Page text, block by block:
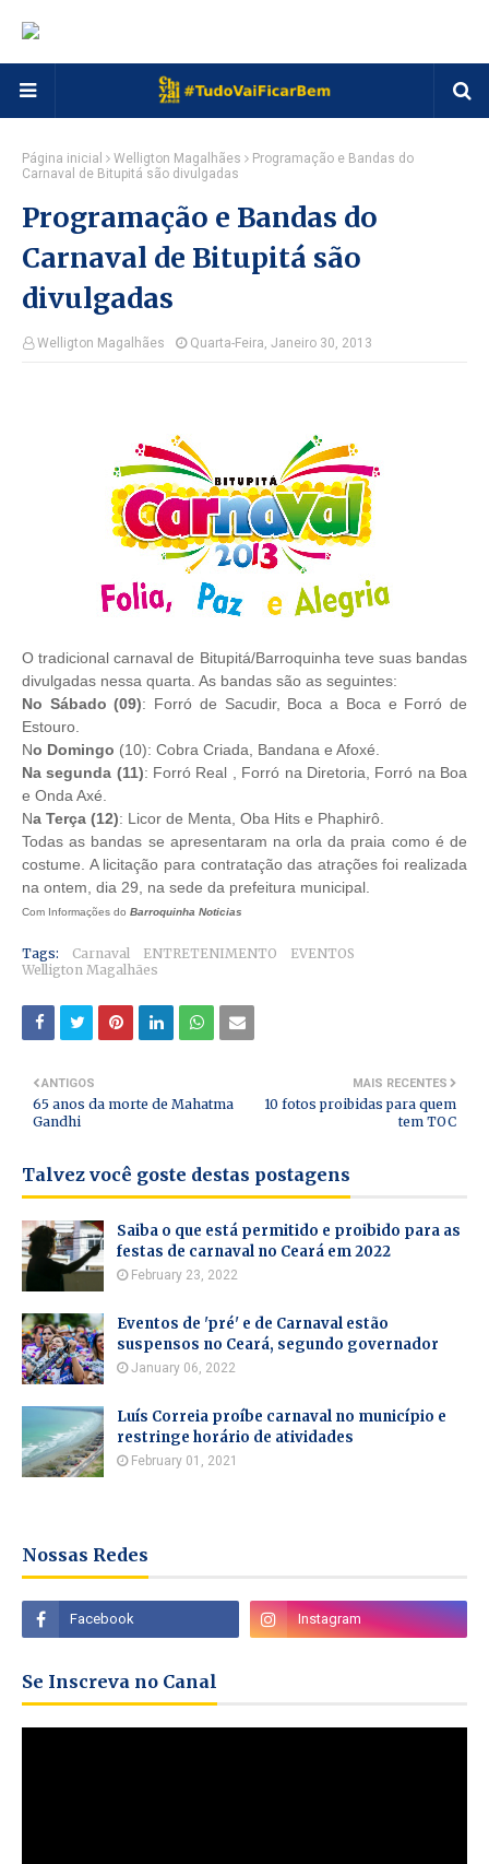
Página inicial Welligton Magalhães
Programação e Bandas do
Carnaval de Bitupitá são divulgadas
Programação e Bandas do
Carnaval de Bitupitá são
divulgadas
Welligton Magalhães Quarta-Feira, Janeiro 30, 2013
O tradicional carnaval de Bitupitá/Barroquinha teve suas bandas
divulgadas nessa quarta. As bandas são as seguintes:
No Sábado (09): Forró de Sacudir, Boca a Boca e Forró de
Estouro.
No Domingo (10): Cobra Criada, Bandana e Afoxé.
Na segunda (11): Forró Real , Forró na Diretoria, Forró na Boa
e Onda Axé.
Na Terça (12): Licor de Menta, Oba Hits e Phaphirô.
Todas as bandas se apresentaram na orla da praia como é de
costume. A licitação para contratação das atrações foi realizada
na ontem, dia 29, na sede da prefeitura municipal.
Com Informações do Barroquinha Noticias
Tags: Carnaval ENTRETENIMENTO
EVENTOS
Welligton Magalhães
MAIS RECENTES
10 fotos proibidas para quem
tem TOC
ANTIGOS
65 anos da morte de Mahatma
Gandhi
Talvez você goste destas postagens
Saiba o que está permitido e proibido para as
festas de carnaval no Ceará em 2022
February 23, 2022
Eventos de 'pré' e de Carnaval estão
suspensos no Ceará, segundo governador
January 06, 2022
Luís Correia proíbe carnaval no município e
restringe horário de atividades
February 01, 2021
Nossas Redes
Se Inscreva no Canal